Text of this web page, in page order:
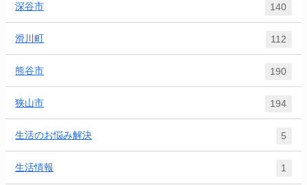
深谷市 140
滑川町 112
熊谷市 190
狭山市 194
生活のお悩み解決 5
生活情報 1